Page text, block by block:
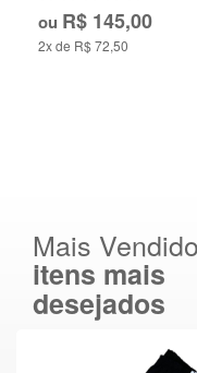
ou R$ 145,00
2x de R$ 72,50
Mais
itens mais
desejados